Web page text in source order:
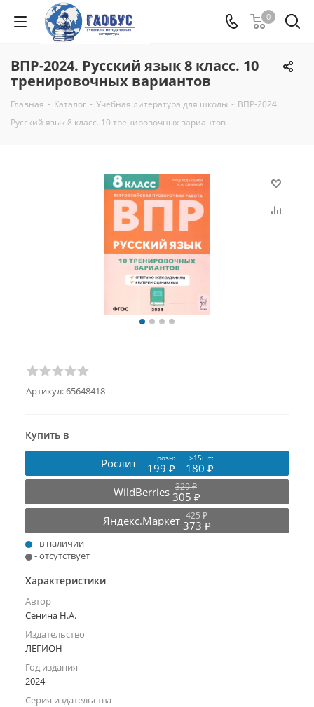
0
ВПР-2024. Русский язык 8 класс. 10
тренировочных вариантов
Главная - Каталог - Учебная литература для школы - ВПР-2024.
Русский язык 8 класс. 10 тренировочных вариантов
Артикул:65648418
Купить в
Рослит розн: ≥15шт:
199 ₽
180 ₽
WildBerries 329 ₽
305 ₽
Яндекс.Маркет 425 ₽
373 ₽
- в наличии
- отсутствует
Характеристики
Автор
Сенина Н.А.
Издательство
ЛЕГИОН
Год издания
2024
Серия издательства